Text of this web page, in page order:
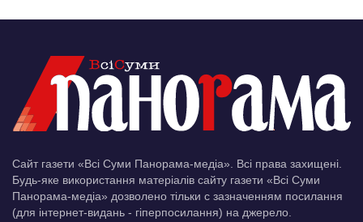
Сайт газети «Всі Суми Панорама-медіа». Всі права захищені.
Будь-яке використання матеріалів сайту газети «Всі Суми
Панорама-медіа» дозволено тільки c зазначенням посилання
(для інтернет-видань - гіперпосилання) на джерело.